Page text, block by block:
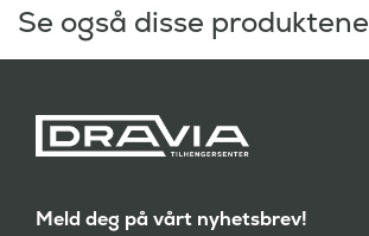
Se også disse produktene
Meld deg på vårt nyhetsbrev!